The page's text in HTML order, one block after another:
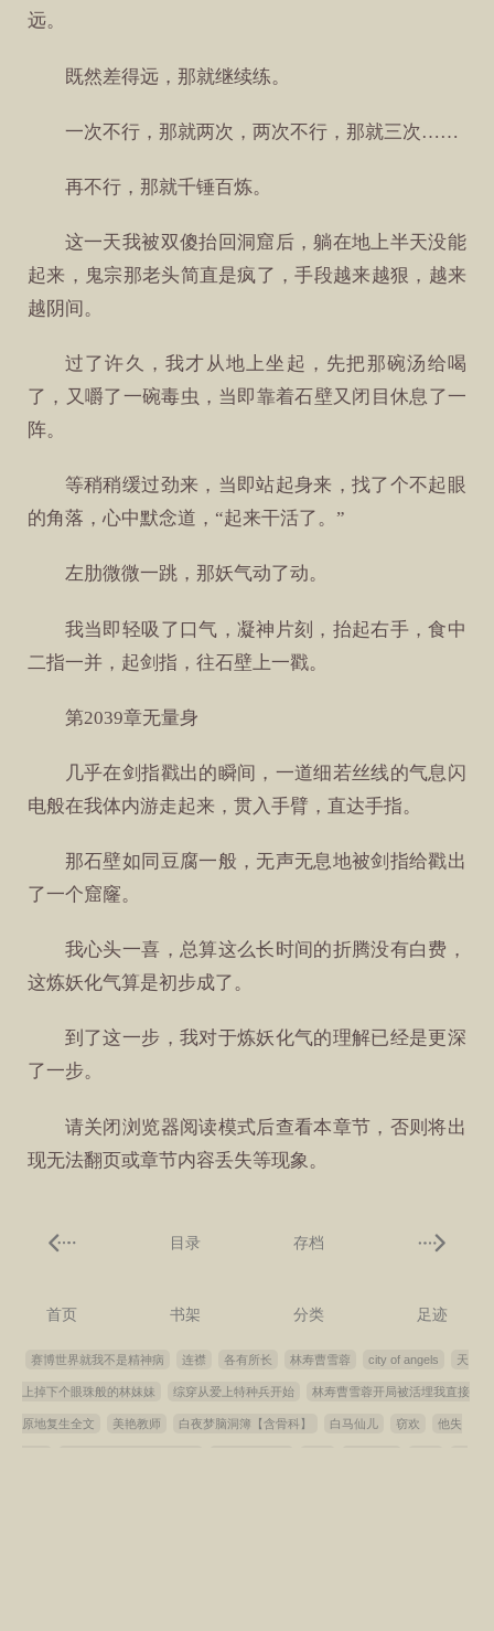
远。
既然差得远，那就继续练。
一次不行，那就两次，两次不行，那就三次……
再不行，那就千锤百炼。
这一天我被双傻抬回洞窟后，躺在地上半天没能
起来，鬼宗那老头简直是疯了，手段越来越狠，越来
越阴间。
过了许久，我才从地上坐起，先把那碗汤给喝
了，又嚼了一碗毒虫，当即靠着石壁又闭目休息了一
阵。
等稍稍缓过劲来，当即站起身来，找了个不起眼
的角落，心中默念道，“起来干活了。”
左肋微微一跳，那妖气动了动。
我当即轻吸了口气，凝神片刻，抬起右手，食中
二指一并，起剑指，往石壁上一戳。
第2039章无量身
几乎在剑指戳出的瞬间，一道细若丝线的气息闪
电般在我体内游走起来，贯入手臂，直达手指。
那石壁如同豆腐一般，无声无息地被剑指给戳出
了一个窟窿。
我心头一喜，总算这么长时间的折腾没有白费，
这炼妖化气算是初步成了。
到了这一步，我对于炼妖化气的理解已经是更深
了一步。
请关闭浏览器阅读模式后查看本章节，否则将出
现无法翻页或章节内容丢失等现象。
目录 存档
首页 书架 分类 足迹
赛博世界就我不是精神病 连襟 各有所长 林寿曹雪蓉 city of angels 天
上掉下个眼珠般的林妹妹 综穿从爱上特种兵开始 林寿曹雪蓉开局被活埋我直接
原地复生全文 美艳教师 白夜梦脑洞簿【含骨科】 白马仙儿 窃欢 他失